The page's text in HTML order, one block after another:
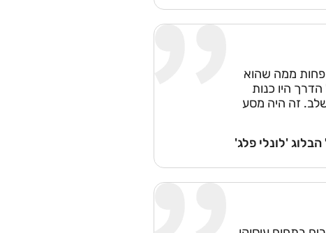
פחות ממה שהוא
היו כנות
שלב. זה היה מסע
הבלוג 'לונלי פלג'